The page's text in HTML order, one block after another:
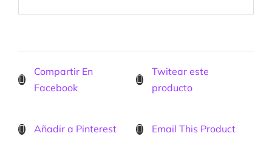
Compartir En
Facebook
Twitear este
producto
Añadir a Pinterest Email This Product